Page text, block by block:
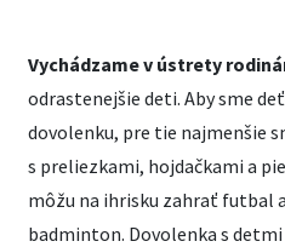
Vychádzame v ústrety
odrastenejšie deti. Aby sme
dovolenku, pre tie najmenšie
s preliezkami, hojdačkami a
môžu na ihrisku zahrať futbal
badminton. Dovolenka s